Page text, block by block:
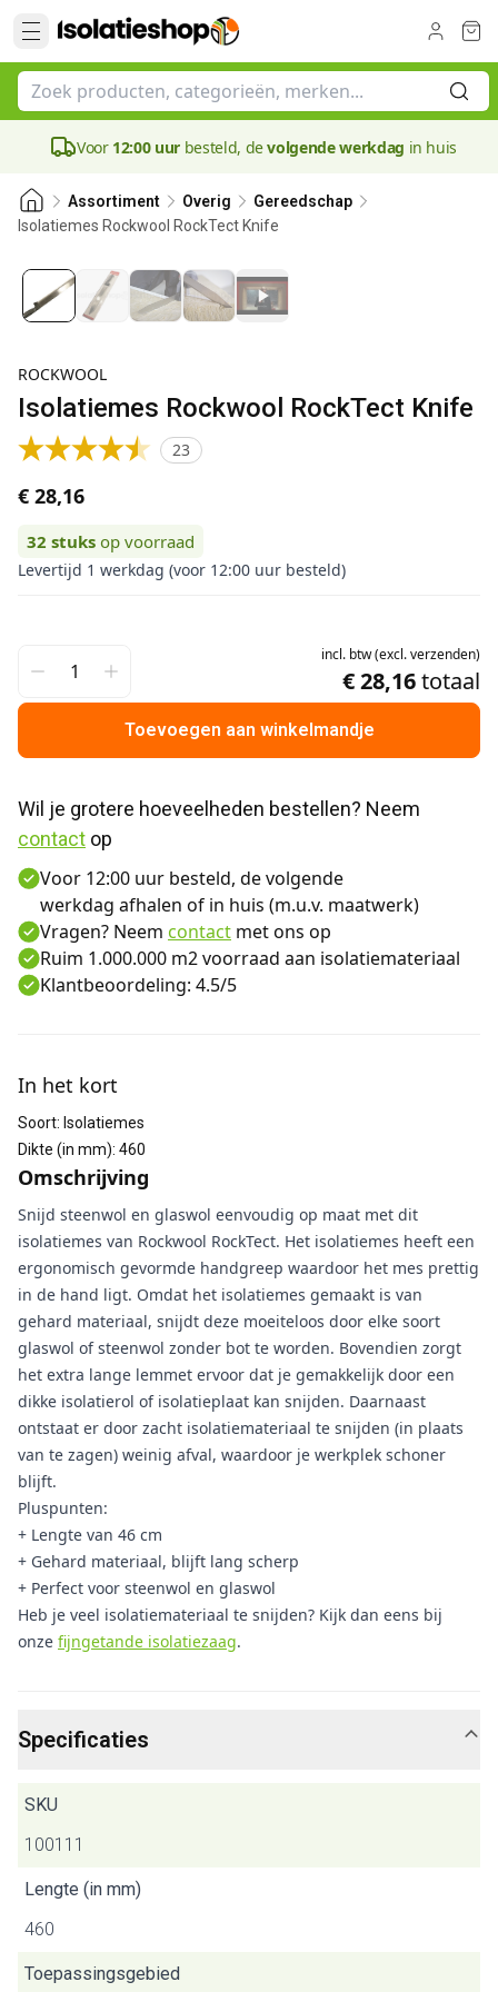
Voor 12:00 uur besteld, devolgende werkdag in huis
Assortiment Overig
Gereedschap
Isolatiemes Rockwool RockTect Knife
ROCKWOOL
Isolatiemes Rockwool RockTect Knife
23
€ 28,16
32 stuks op voorraad
Levertijd 1 werkdag (voor 12:00 uur besteld)
incl. btw(excl.verzenden)
€ 28,16totaal
Toevoegen aan winkelmandje
contact op
Voor 12:00 uur besteld, de volgende
werkdag afhalen of in huis (m.u.v. maatwerk)
Vragen? Neem contact met ons op
Ruim 1.000.000 m2 voorraad aan isolatiemateriaal
Klantbeoordeling: 4.5/5
In het kort
Soort: Isolatiemes
Dikte (in mm): 460
Omschrijving
Snijd steenwol en glaswol eenvoudig op maat met dit
isolatiemes van Rockwool RockTect. Het isolatiemes heeft een
ergonomisch gevormde handgreep waardoor het mes prettig
in de hand ligt. Omdat het isolatiemes gemaakt is van
gehard materiaal, snijdt deze moeiteloos door elke soort
glaswol of steenwol zonder bot te worden. Bovendien zorgt
het extra lange lemmet ervoor dat je gemakkelijk door een
dikke isolatierol of isolatieplaat kan snijden. Daarnaast
ontstaat er door zacht isolatiemateriaal te snijden (in plaats
van te zagen) weinig afval, waardoor je werkplek schoner
blijft.
Pluspunten:
+ Lengte van 46 cm
+ Gehard materiaal, blijft lang scherp
+ Perfect voor steenwol en glaswol
Heb je veel isolatiemateriaal te snijden? Kijk dan eens bij
onze fijngetande isolatiezaag.
Specificaties
SKU
100111
Lengte (in mm)
460
Toepassingsgebied